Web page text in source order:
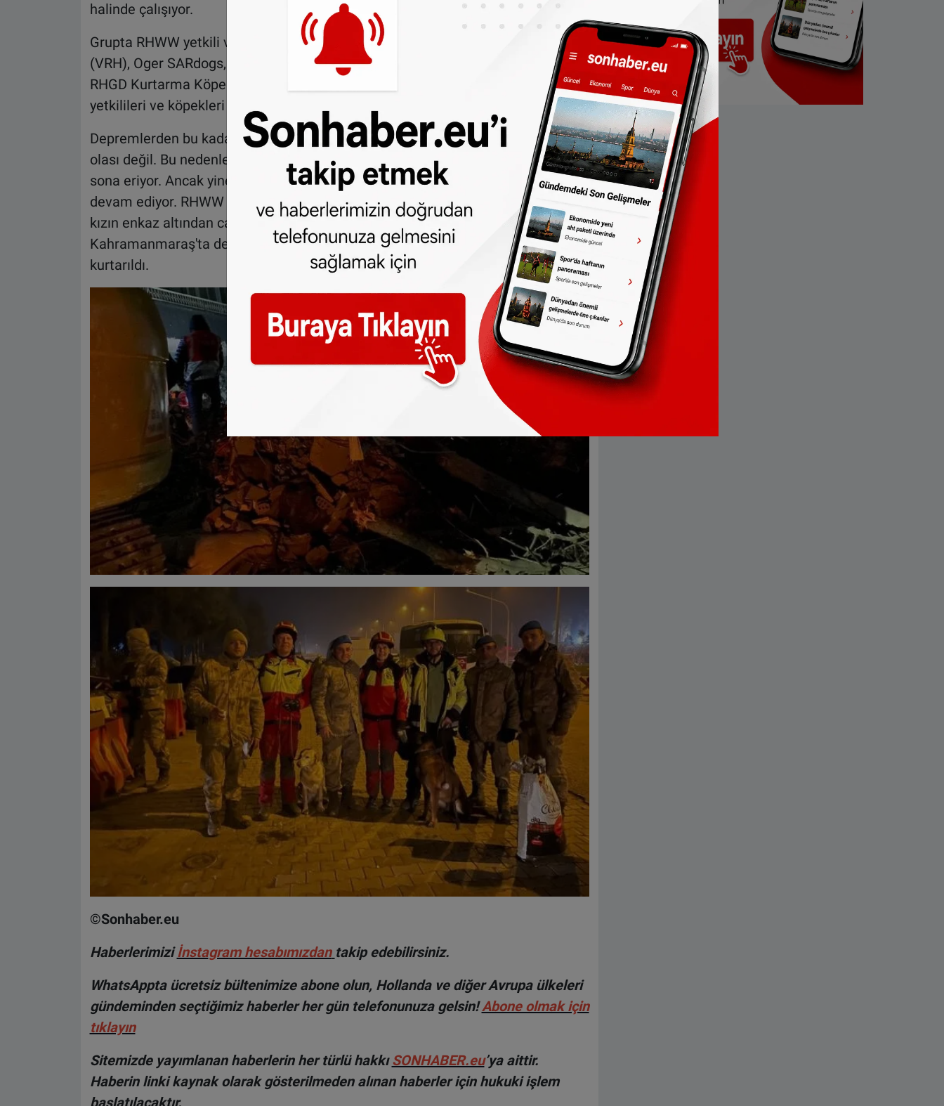
halinde çalışıyor.
Grupta RHWW yetkili ve köpeklerinin yanı sıra Flaman Kurtarma Köpek Ekibi
(VRH), Oger SARdogs, Kuzey Hollanda Kurtarma Köpekleri Ekibi (RHT-NH),
RHGD Kurtarma Köpekleri ve Veteriner Kurtarma Köpekleri Ekibi (VRT)
yetkilileri ve köpekleri bulunmakta. Ekibe 2 tercüman refakat etmekte.
Depremlerden bu kadar uzun süre sonra hayatta kalanların kurtarılması pek
olası değil. Bu nedenle deprem bölgesindeki kurtarma çalışmalarının çoğu artık
sona eriyor. Ancak yine de enkaz altından canlı kurtarılanların haberleri gelmeye
devam ediyor. RHWW ekibi depremden sonra 184’üncü saatte13 yaşında bir
kızın enkaz altından canlı olarak kurtarılmasını sağladı. Çarşamba günü de
Kahramanmaraş'ta depremlerden 222 saat sonra 42 yaşındaki bir kadın
kurtarıldı.
©Sonhaber.eu
Haberlerimiziİnstagram hesabımızdan takip edebilirsiniz.
WhatsAppta ücretsiz bültenimize abone olun, Hollanda ve diğer Avrupa ülkeleri
gündeminden seçtiğimiz haberler her gün telefonunuza gelsin! Abone olmak için
tıklayın
Sitemizde yayımlanan haberlerin her türlü hakkıSONHABER.eu’ya aittir.
Haberin linki kaynak olarak gösterilmeden alınan haberler için hukuki işlem
başlatılacaktır.